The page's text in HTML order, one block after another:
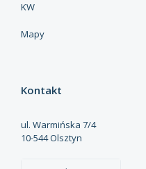
KW
Mapy
Kontakt
ul. Warmińska 7/4
10-544 Olsztyn